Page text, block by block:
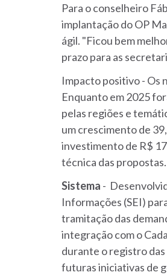
Para o conselheiro
implantação do OP
ágil. "Ficou bem
prazo para as
Impacto positivo - Os
Enquanto em 2025
pelas regiões e
um crescimento de
investimento de R$
técnica das propostas.
Sistema -
Informações (SEI)
tramitação das
integração com o
durante o registro
futuras iniciativas de